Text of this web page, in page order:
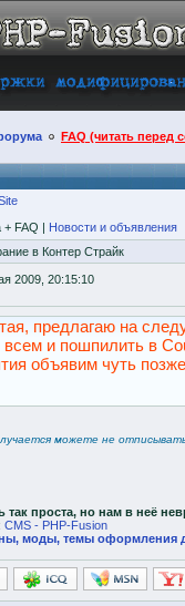
FAQ (читать перед
FAQ | Новости и объявления
в Контер Страйк
2009, 20:15:10
предлагаю на
всем и пошпилить в
объявим чуть
можете не
так проста, но нам в неё
CMS - PHP-Fusion
моды, темы оформления